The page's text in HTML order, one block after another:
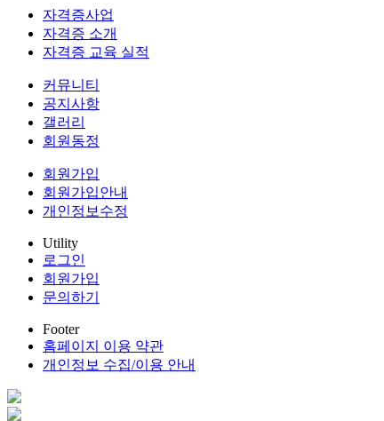
자격증사업
자격증 소개
자격증 교육 실적
커뮤니티
공지사항
갤러리
회원동정
회원가입
회원가입안내
개인정보수정
Utility
로그인
회원가입
문의하기
Footer
홈페이지 이용 약관
개인정보 수집/이용 안내